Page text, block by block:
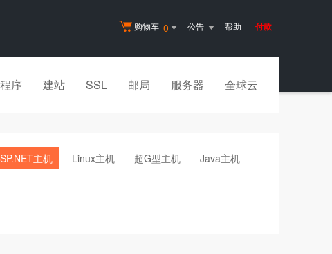
购物车 0 公告 帮助 付款
序 建站 SSL 邮局 服务器 全球云
主机 Linux主机 超G型主机
Java主机